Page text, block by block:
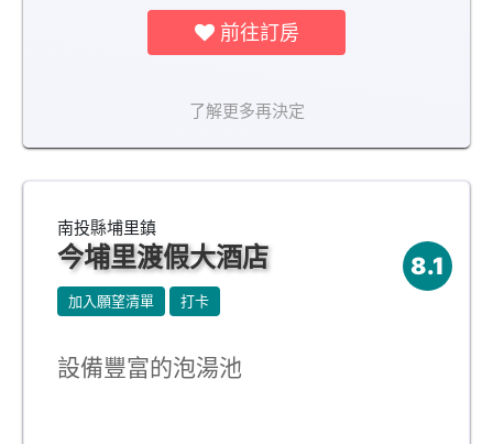
前往訂房
了解更多再決定
南投縣埔里鎮
今埔里渡假大酒店 8.1
加入願望清單 打卡
設備豐富的泡湯池